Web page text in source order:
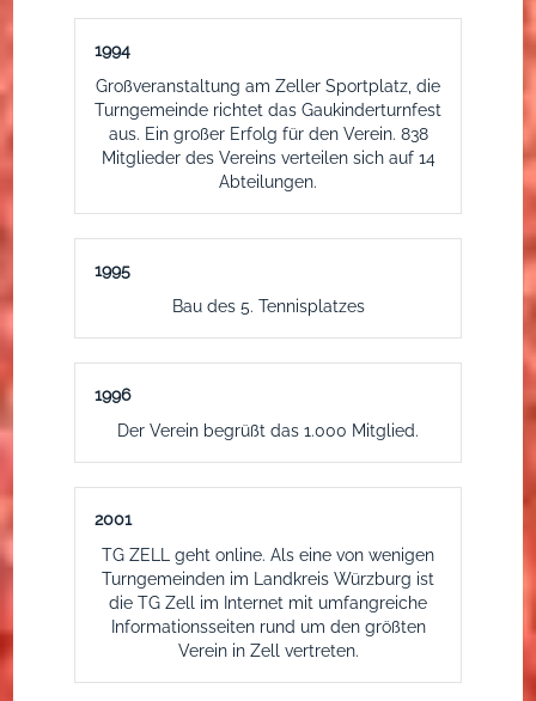
1994
Großveranstaltung am Zeller Sportplatz, die
Turngemeinde richtet das Gaukinderturnfest
aus. Ein großer Erfolg für den Verein. 838
Mitglieder des Vereins verteilen sich auf 14
Abteilungen.
1995
Bau des 5. Tennisplatzes
1996
Der Verein begrüßt das 1.000 Mitglied.
2001
TG ZELL geht online. Als eine von wenigen
Turngemeinden im Landkreis Würzburg ist
die TG Zell im Internet mit umfangreiche
Informationsseiten rund um den größten
Verein in Zell vertreten.